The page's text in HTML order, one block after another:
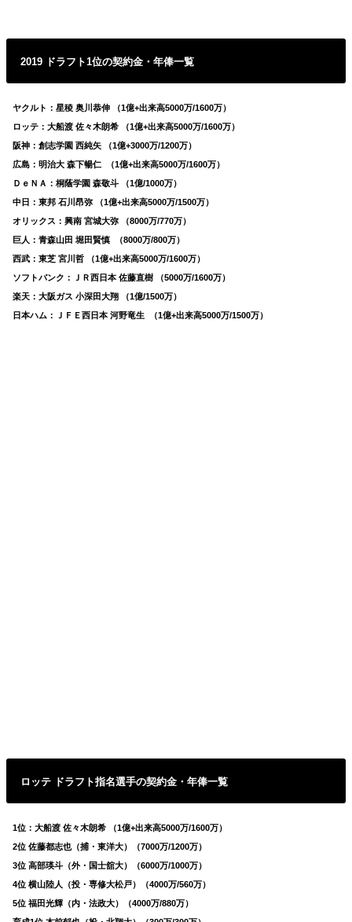
2019 ドラフト1位の契約金・年俸一覧
ヤクルト：星稜 奥川恭伸 （1億+出来高5000万/1600万）
ロッテ：大船渡 佐々木朗希 （1億+出来高5000万/1600万）
阪神：創志学園 西純矢 （1億+3000万/1200万）
広島：明治大 森下暢仁 （1億+出来高5000万/1600万）
ＤｅＮＡ：桐蔭学園 森敬斗 （1億/1000万）
中日：東邦 石川昂弥 （1億+出来高5000万/1500万）
オリックス：興南 宮城大弥 （8000万/770万）
巨人：青森山田 堀田賢慎 （8000万/800万）
西武：東芝 宮川哲 （1億+出来高5000万/1600万）
ソフトバンク：ＪＲ西日本 佐藤直樹 （5000万/1600万）
楽天：大阪ガス 小深田大翔 （1億/1500万）
日本ハム：ＪＦＥ西日本 河野竜生 （1億+出来高5000万/1500万）
ロッテ ドラフト指名選手の契約金・年俸一覧
1位：大船渡 佐々木朗希 （1億+出来高5000万/1600万）
2位 佐藤都志也（捕・東洋大）（7000万/1200万）
3位 高部瑛斗（外・国士舘大）（6000万/1000万）
4位 横山陸人（投・専修大松戸）（4000万/560万）
5位 福田光輝（内・法政大）（4000万/880万）